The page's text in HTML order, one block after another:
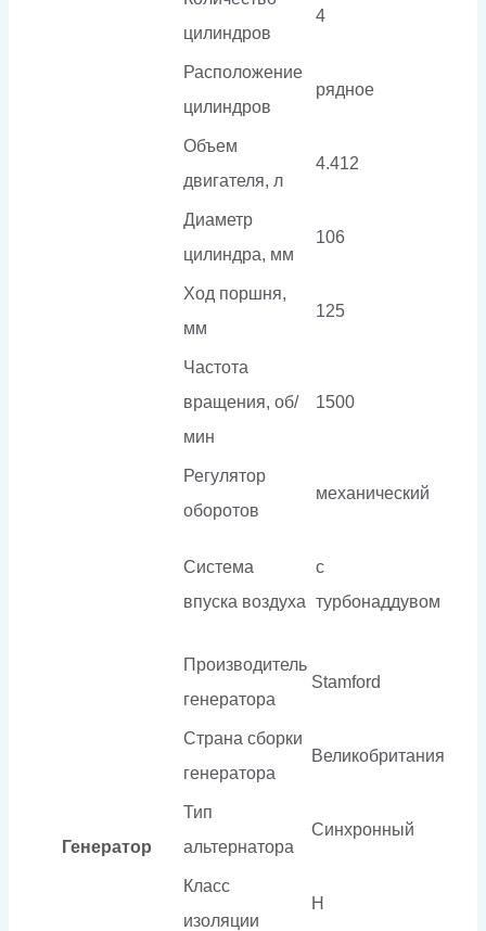
цилиндров
4
Расположение
цилиндров
рядное
Объем
двигателя, л
4.412
Диаметр
цилиндра, мм
106
Ход поршня,
мм
125
Частота
вращения, об/
мин
1500
Регулятор
оборотов
механический
Система
впуска воздуха
с
турбонаддувом
Генератор
Производитель
генератора
Stamford
Страна сборки
генератора
Великобритания
Тип
альтернатора
Синхронный
Класс
изоляции
H